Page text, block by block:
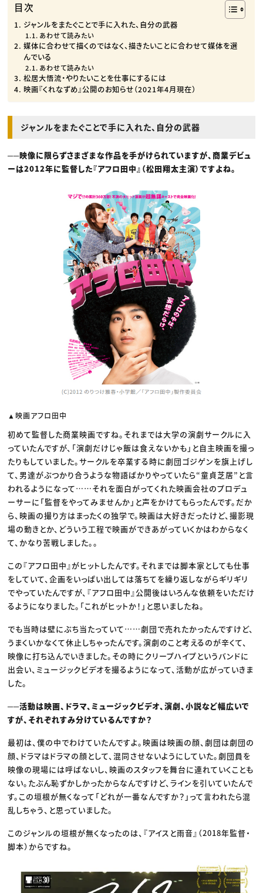
目次
ジャンルをまたぐことで手に入れた、自分の武器
あわせて読みたい
媒体に合わせて描くのではなく、描きたいことに合わせて媒体を選
んでいる
あわせて読みたい
松居大悟流・やりたいことを仕事にするには
映画『くれなずめ』公開のお知らせ（2021年4月現在）
ジャンルをまたぐことで手に入れた、自分の武器
──映像に限らずさまざまな作品を手がけられていますが、商業デビュ
ーは2012年に監督した『アフロ田中』（松田翔太主演）ですよね。
▲映画アフロ田中
初めて監督した商業映画ですね。それまでは大学の演劇サークルに入
っていたんですが、「演劇だけじゃ飯は食えないかも」と自主映画を撮っ
たりもしていました。サークルを卒業する時に劇団ゴジゲンを旗上げし
て、男達がぶつかり合うような物語ばかりやっていたら“童貞芝居”と言
われるようになって……それを面白がってくれた映画会社のプロデュ
ーサーに「監督をやってみませんか」と声をかけてもらったんです。だか
ら、映画の撮り方はまったくの独学で。映画は大好きだったけど、撮影現
場の動きとか、どういう工程で映画ができあがっていくかはわからなく
て、かなり苦戦しました。。
この『アフロ田中』がヒットしたんです。それまでは脚本家としても仕事
をしていて、企画をいっぱい出しては落ちてを繰り返しながらギリギリ
でやっていたんですが、『アフロ田中』公開後はいろんな依頼をいただけ
るようになりました。「これがヒットか！」と思いましたね。
でも当時は壁にぶち当たっていて……劇団で売れたかったんですけど、
うまくいかなくて休止しちゃったんです。演劇のこと考えるのが辛くて、
映像に打ち込んでいきました。その時にクリープハイプというバンドに
出会い、ミュージックビデオを撮るようになって、活動が広がっていきま
した。
──活動は映画、ドラマ、ミュージックビデオ、演劇、小説など幅広いで
すが、それぞれすみ分けているんですか？
最初は、僕の中でわけていたんですよ。映画は映画の顔、劇団は劇団の
顔、ドラマはドラマの顔として、混同させないようにしていた。劇団員を
映像の現場には呼ばないし、映画のスタッフを舞台に連れていくことも
ない。たぶん恥ずかしかったからなんですけど、ラインを引いていたんで
す。この垣根が無くなって「どれが一番なんですか？」って言われたら混
乱しちゃう、と思っていました。
このジャンルの垣根が無くなったのは、『アイスと雨音』（2018年監督・
脚本）からですね。